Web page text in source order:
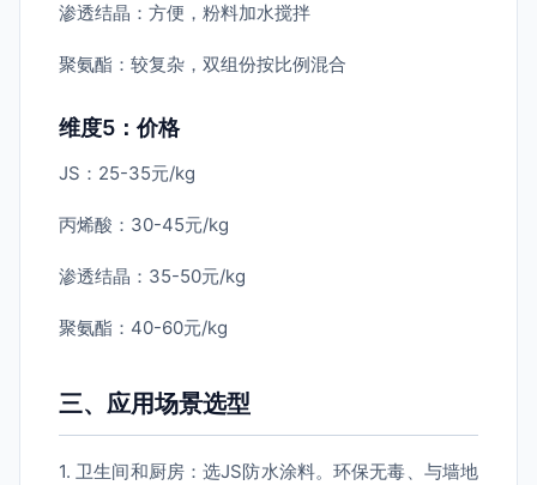
渗透结晶：方便，粉料加水搅拌
聚氨酯：较复杂，双组份按比例混合
维度5：价格
JS：25-35元/kg
丙烯酸：30-45元/kg
渗透结晶：35-50元/kg
聚氨酯：40-60元/kg
三、应用场景选型
1. 卫生间和厨房：选JS防水涂料。环保无毒、与墙地